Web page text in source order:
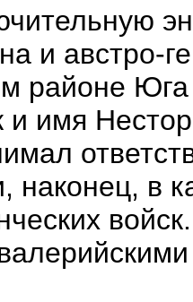
и австро-
районе
и имя
наконец, в